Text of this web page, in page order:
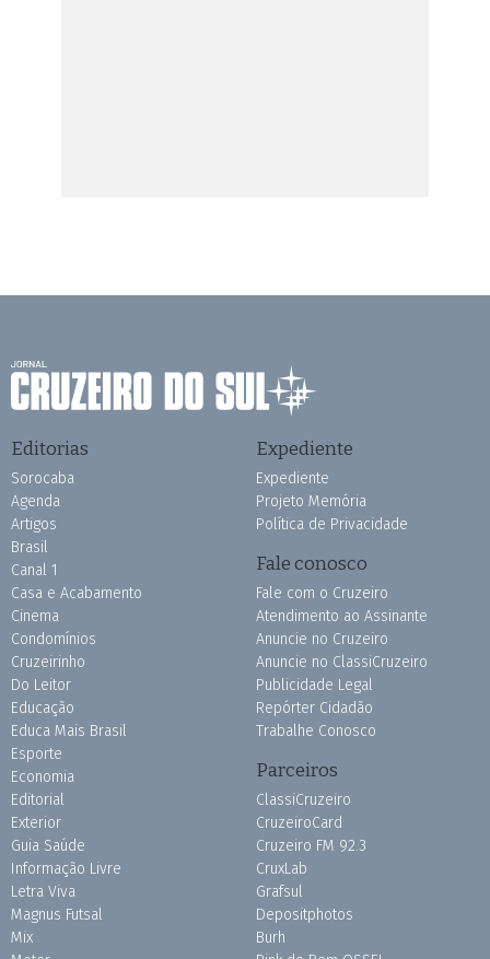
Editorias
Sorocaba
Agenda
Artigos
Brasil
Canal 1
Casa e Acabamento
Cinema
Condomínios
Cruzeirinho
Do Leitor
Educação
Educa Mais Brasil
Esporte
Economia
Editorial
Exterior
Guia Saúde
Informação Livre
Letra Viva
Magnus Futsal
Mix
Expediente
Expediente
Projeto Memória
Política de Privacidade
Fale conosco
Fale com o Cruzeiro
Atendimento ao Assinante
Anuncie no Cruzeiro
Anuncie no ClassiCruzeiro
Publicidade Legal
Repórter Cidadão
Trabalhe Conosco
Parceiros
ClassiCruzeiro
CruzeiroCard
Cruzeiro FM 92.3
CruxLab
Grafsul
Depositphotos
Burh